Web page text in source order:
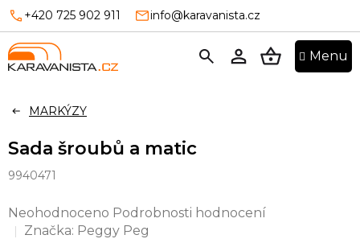
Přejít
obsah
+420 725 902 911 info@karavanista.cz
MARKÝZY
Sada šroubů a matic
9940471
Průměrné
hodnocení
Neohodnoceno Podrobnosti hodnocení
Značka: Peggy Peg